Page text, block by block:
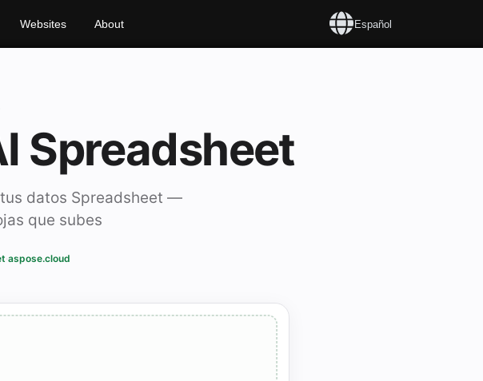
Español
Websites About
Spreadsheet
datos Spreadsheet —
que subes
·aspose.cloud